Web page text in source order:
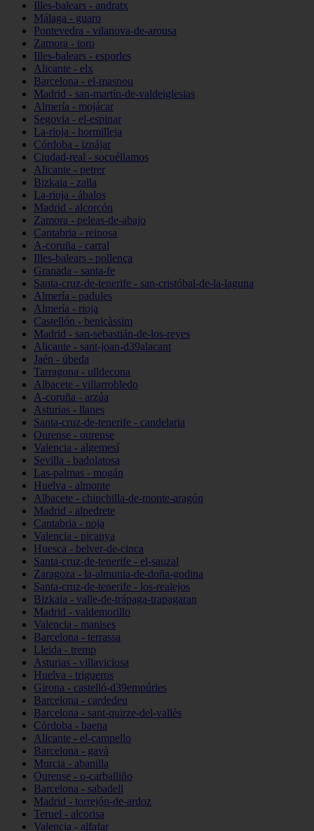
Illes-balears - andratx
Málaga - guaro
Pontevedra - vilanova-de-arousa
Zamora - toro
Illes-balears - esporles
Alicante - elx
Barcelona - el-masnou
Madrid - san-martín-de-valdeiglesias
Almería - mojácar
Segovia - el-espinar
La-rioja - hormilleja
Córdoba - iznájar
Ciudad-real - socuéllamos
Alicante - petrer
Bizkaia - zalla
La-rioja - ábalos
Madrid - alcorcón
Zamora - peleas-de-abajo
Cantabria - reinosa
A-coruña - carral
Illes-balears - pollença
Granada - santa-fe
Santa-cruz-de-tenerife - san-cristóbal-de-la-laguna
Almería - padules
Almería - rioja
Castellón - benicàssim
Madrid - san-sebastián-de-los-reyes
Alicante - sant-joan-d39alacant
Jaén - úbeda
Tarragona - ulldecona
Albacete - villarrobledo
A-coruña - arzúa
Asturias - llanes
Santa-cruz-de-tenerife - candelaria
Ourense - ourense
Valencia - algemesí
Sevilla - badolatosa
Las-palmas - mogán
Huelva - almonte
Albacete - chinchilla-de-monte-aragón
Madrid - alpedrete
Cantabria - noja
Valencia - picanya
Huesca - belver-de-cinca
Santa-cruz-de-tenerife - el-sauzal
Zaragoza - la-almunia-de-doña-godina
Santa-cruz-de-tenerife - los-realejos
Bizkaia - valle-de-trápaga-trapagaran
Madrid - valdemorillo
Valencia - manises
Barcelona - terrassa
Lleida - tremp
Asturias - villaviciosa
Huelva - trigueros
Girona - castelló-d39empúries
Barcelona - cardedeu
Barcelona - sant-quirze-del-vallès
Córdoba - baena
Alicante - el-campello
Barcelona - gavà
Murcia - abanilla
Ourense - o-carballiño
Barcelona - sabadell
Madrid - torrejón-de-ardoz
Teruel - alcorisa
Valencia - alfafar